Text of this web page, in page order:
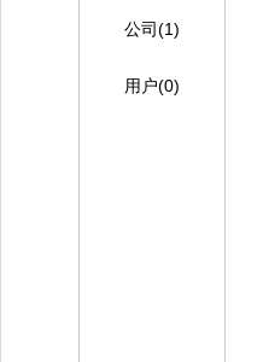
公司(1)
用户(0)